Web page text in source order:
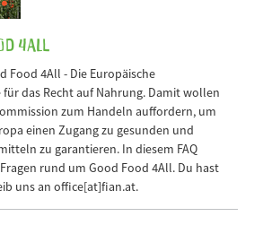
4All
Food 4All - Die Europäische
das Recht auf Nahrung. Damit wollen
zum Handeln auffordern, um
einen Zugang zu gesunden und
zu garantieren. In diesem FAQ
rund um Good Food 4All. Du hast
uns an office[at]fian.at.